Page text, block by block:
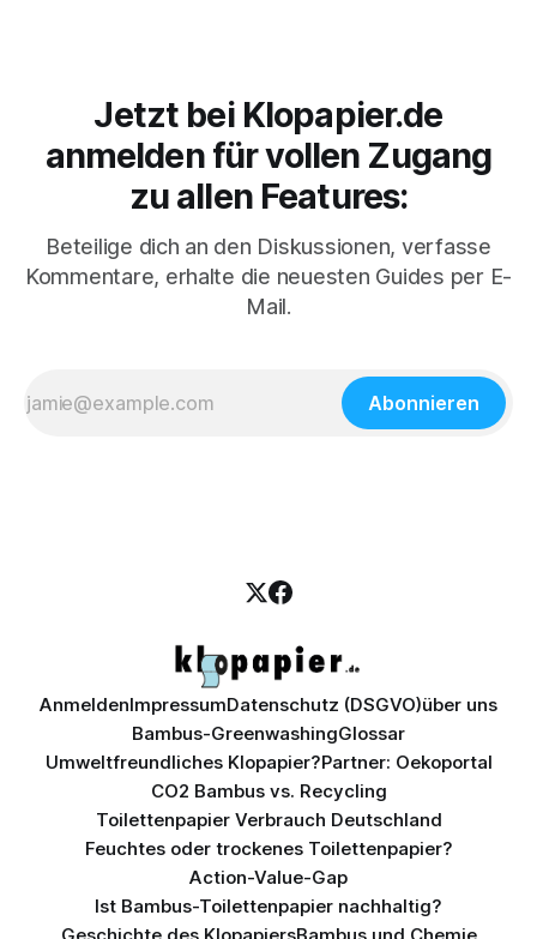
Jetzt bei Klopapier.de
anmelden für vollen Zugang
zu allen Features:
Beteilige dich an den Diskussionen, verfasse
Kommentare, erhalte die neuesten Guides per E-
Mail.
Abonnieren
AnmeldenImpressumDatenschutz (DSGVO)über uns
Bambus-GreenwashingGlossar
Umweltfreundliches Klopapier?Partner: Oekoportal
CO2 Bambus vs. Recycling
Toilettenpapier Verbrauch Deutschland
Feuchtes oder trockenes Toilettenpapier?
Action-Value-Gap
Ist Bambus-Toilettenpapier nachhaltig?